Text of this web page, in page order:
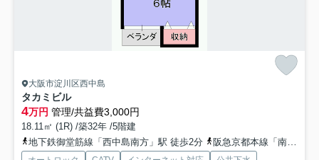
大阪市淀川区西中島
タカミビル
4万円 管理/共益費3,000円
18.11㎡ (1R) /築32年 /5階建
地下鉄御堂筋線「西中島南方」駅 徒歩2分
阪急京都本線「南方」駅 徒歩2分